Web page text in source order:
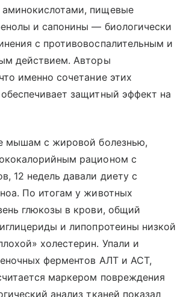
пищевые
и сапонины — биологически
с противовоспалительным и
действием. Авторы
именно сочетание этих
защитный эффект на
мышам с жировой болезнью,
рационом с
12 недель давали диету с
По итогам у животных
глюкозы в крови, общий
и липопротеины низкой
холестерин. Упали и
ферментов АЛТ и АСТ,
маркером повреждения
анализ тканей показал